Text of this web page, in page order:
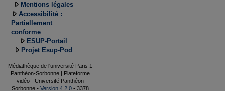
Mentions légales
Accessibilité :
Partiellement
conforme
ESUP-Portail
Projet Esup-Pod
Médiathèque de l'université Paris 1
Panthéon-Sorbonne | Plateforme
vidéo - Université Panthéon
Sorbonne • Version 4.2.0 • 3378